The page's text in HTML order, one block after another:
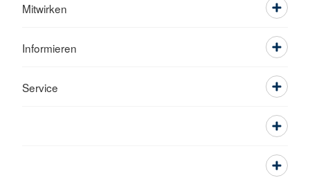
Mitwirken
Informieren
Service